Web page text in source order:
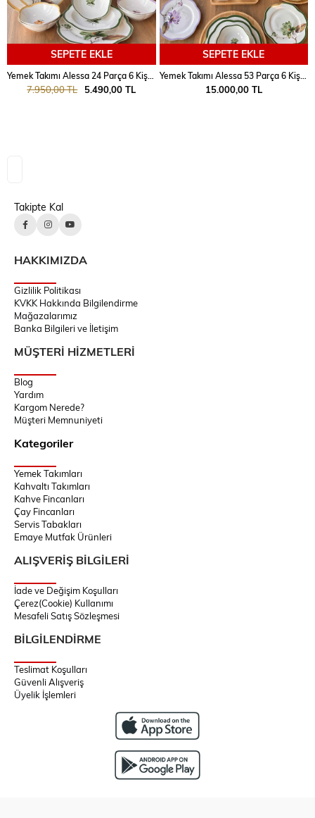
SEPETE EKLE
5.490,00 TL
7.950,00 TL
SEPETE EKLE
Yemek Takımı Alessa 53 Parça 6 Kişilik
15.000,00 TL
Takipte Kal
HAKKIMIZDA
Gizlilik Politikası
KVKK Hakkında Bilgilendirme
Mağazalarımız
Banka Bilgileri ve İletişim
MÜŞTERİ HİZMETLERİ
Blog
Yardım
Kargom Nerede?
Müşteri Memnuniyeti
Kategoriler
Yemek Takımları
Kahvaltı Takımları
Kahve Fincanları
Çay Fincanları
Servis Tabakları
Emaye Mutfak Ürünleri
ALIŞVERİŞ BİLGİLERİ
İade ve Değişim Koşulları
Çerez(Cookie) Kullanımı
Mesafeli Satış Sözleşmesi
BİLGİLENDİRME
Teslimat Koşulları
Güvenli Alışveriş
Üyelik İşlemleri